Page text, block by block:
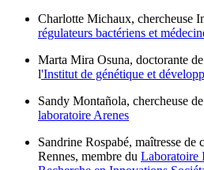
Charlotte Michaux, chercheuse
régulateurs bactériens et
Marta Mira Osuna, doctorante
l'Institut de génétique et
Sandy Montañola, chercheuse
laboratoire Arenes
Sandrine Rospabé, maîtresse de
Rennes, membre du Laboratoire